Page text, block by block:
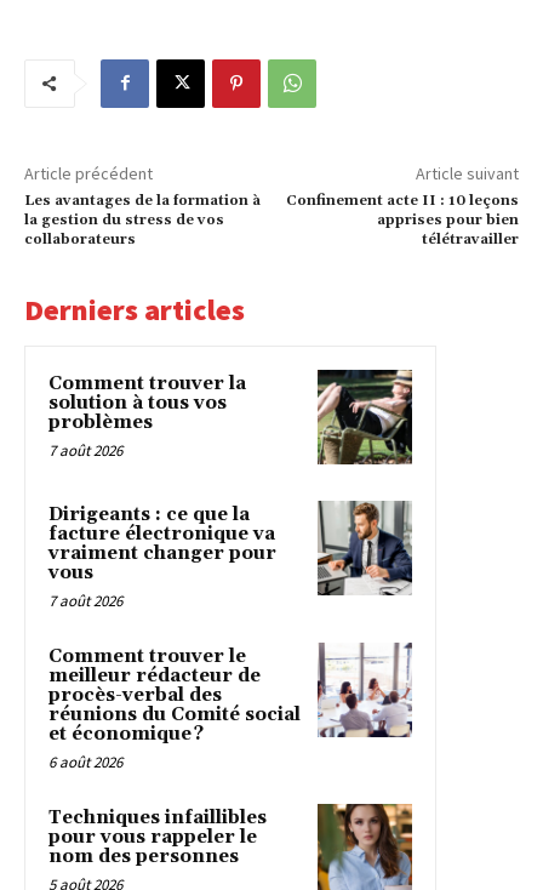
Article précédent
Les avantages de la formation à
la gestion du stress de vos
collaborateurs
Article suivant
Confinement acte II : 10 leçons
apprises pour bien
télétravailler
Derniers articles
Comment trouver la
solution à tous vos
problèmes
7 août 2026
Dirigeants : ce que la
facture électronique va
vraiment changer pour
vous
7 août 2026
Comment trouver le
meilleur rédacteur de
procès-verbal des
réunions du Comité social
et économique ?
6 août 2026
Techniques infaillibles
pour vous rappeler le
nom des personnes
5 août 2026